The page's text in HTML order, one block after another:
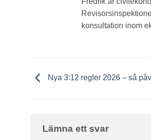
konsultation inom
Nya 3:12 regler 2026 – så
Lämna ett svar